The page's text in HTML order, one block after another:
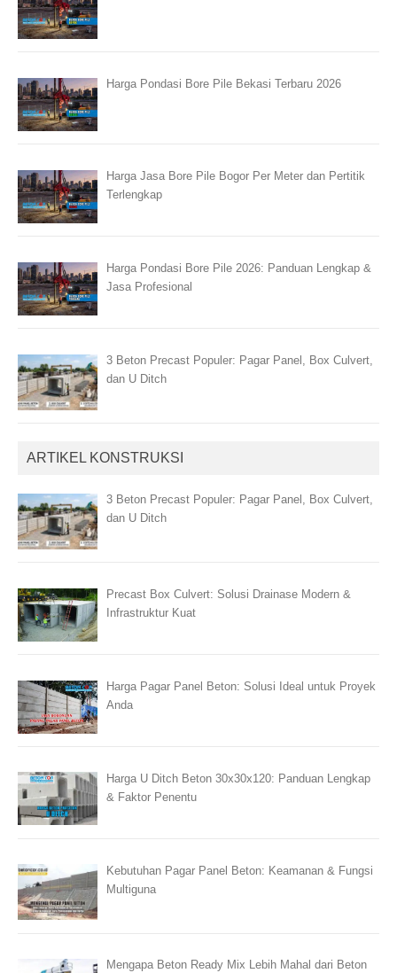
Harga Pondasi Bore Pile Bekasi Terbaru 2026
Harga Jasa Bore Pile Bogor Per Meter dan Pertitik
Terlengkap
Harga Pondasi Bore Pile 2026: Panduan Lengkap &
Jasa Profesional
3 Beton Precast Populer: Pagar Panel, Box Culvert,
dan U Ditch
ARTIKEL KONSTRUKSI
3 Beton Precast Populer: Pagar Panel, Box Culvert,
dan U Ditch
Precast Box Culvert: Solusi Drainase Modern &
Infrastruktur Kuat
Harga Pagar Panel Beton: Solusi Ideal untuk Proyek
Anda
Harga U Ditch Beton 30x30x120: Panduan Lengkap
& Faktor Penentu
Kebutuhan Pagar Panel Beton: Keamanan & Fungsi
Multiguna
Mengapa Beton Ready Mix Lebih Mahal dari Beton